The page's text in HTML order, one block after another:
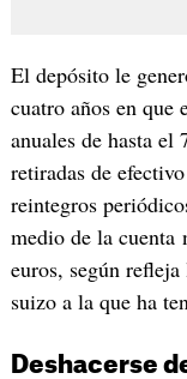
El depósito le
cuatro años en que
anuales de hasta el
retiradas de
reintegros
medio de la cuenta
euros, según
suizo a la que ha
Deshacerse